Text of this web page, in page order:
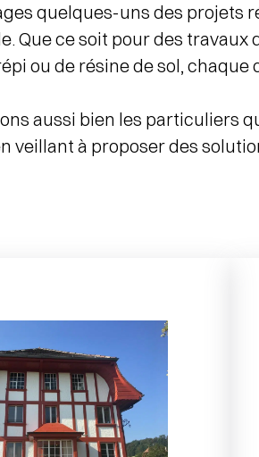
quelques-uns des projets
Que ce soit pour des
ou de résine de sol,
aussi bien les particuliers
veillant à proposer des